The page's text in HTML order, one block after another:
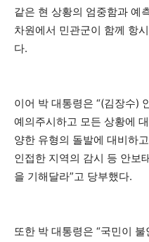
같은 현 상황의 엄중함과 예
차원에서 민관군이 함께 항
다.
이어 박 대통령은 “(김장수)
예의주시하고 모든 상황에
양한 유형의 돌발에 대비하
인접한 지역의 감시 등 안보
을 기해달라”고 당부했다.
또한 박 대통령은 “국민이